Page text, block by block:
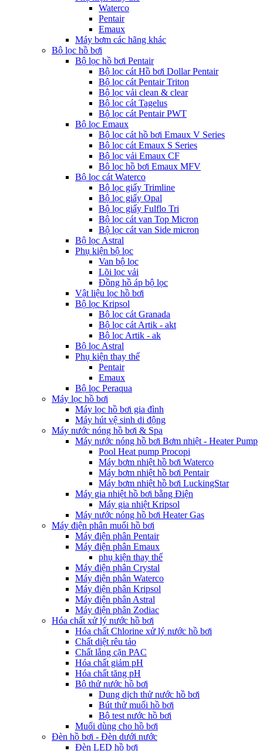
Waterco
Pentair
Emaux
Máy bơm các hãng khác
Bộ lọc hồ bơi
Bộ lọc hồ bơi Pentair
Bộ lọc cát Hồ bơi Dollar Pentair
Bộ lọc cát Pentair Triton
Bộ lọc vải clean & clear
Bộ lọc cát Tagelus
Bộ lọc cát Pentair PWT
Bộ lọc Emaux
Bộ lọc cát hồ bơi Emaux V Series
Bộ lọc cát Emaux S Series
Bộ lọc vải Emaux CF
Bô lọc hồ bơi Emaux MFV
Bộ lọc cát Waterco
Bộ lọc giấy Trimline
Bộ lọc giấy Opal
Bộ lọc giấy Fulflo Tri
Bộ lọc cát van Top Micron
Bộ lọc cát van Side micron
Bộ lọc Astral
Phụ kiện bộ lọc
Van bộ lọc
Lõi lọc vải
Đồng hồ áp bộ lọc
Vật liệu lọc hồ bơi
Bộ lọc Kripsol
Bộ lọc cát Granada
Bộ lọc cát Artik - akt
Bộ lọc Artik - ak
Bộ lọc Astral
Phụ kiện thay thế
Pentair
Emaux
Bộ lọc Peraqua
Máy lọc hồ bơi
Máy lọc hồ bơi gia đình
Máy hút vệ sinh di động
Máy nước nóng hồ bơi & Spa
Máy nước nóng hồ bơi Bơm nhiệt - Heater Pump
Pool Heat pump Procopi
Máy bơm nhiệt hồ bơi Waterco
Máy bơm nhiệt hồ bơi Pentair
Máy bơm nhiệt hồ bơi LuckingStar
Máy gia nhiệt hồ bơi bằng Điện
Máy gia nhiệt Kripsol
Máy nước nóng hồ bơi Heater Gas
Máy điện phân muối hồ bơi
Máy điện phân Pentair
Máy điện phân Emaux
phụ kiện thay thế
Máy điện phân Crystal
Máy điện phân Waterco
Máy điện phân Kripsol
Máy điện phân Astral
Máy điện phân Zodiac
Hóa chất xử lý nước hồ bơi
Hóa chất Chlorine xử lý nước hồ bơi
Chất diệt rêu tảo
Chất lắng cặn PAC
Hóa chất giảm pH
Hóa chất tăng pH
Bộ thử nước hồ bơi
Dung dịch thử nước hồ bơi
Bút thử muối hồ bơi
Bộ test nước hồ bơi
Muối dùng cho hồ bơi
Đèn hồ bơi - Đèn dưới nước
Đèn LED hồ bơi